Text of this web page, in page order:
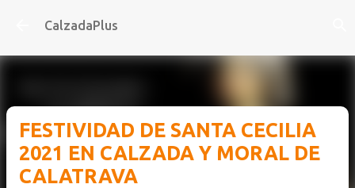
Ir al contenido principal
CalzadaPlus
FESTIVIDAD DE SANTA CECILIA
2021 EN CALZADA Y MORAL DE
CALATRAVA